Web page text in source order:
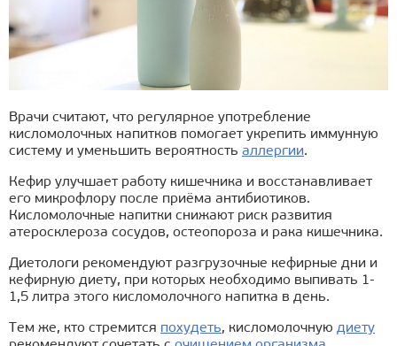
Врачи считают, что регулярное употребление
кисломолочных напитков помогает укрепить иммунную
систему и уменьшить вероятность аллергии.
Кефир улучшает работу кишечника и восстанавливает
его микрофлору после приёма антибиотиков.
Кисломолочные напитки снижают риск развития
атеросклероза сосудов, остеопороза и рака кишечника.
Диетологи рекомендуют разгрузочные кефирные дни и
кефирную диету, при которых необходимо выпивать 1-
1,5 литра этого кисломолочного напитка в день.
Тем же, кто стремится похудеть, кисломолочную диету